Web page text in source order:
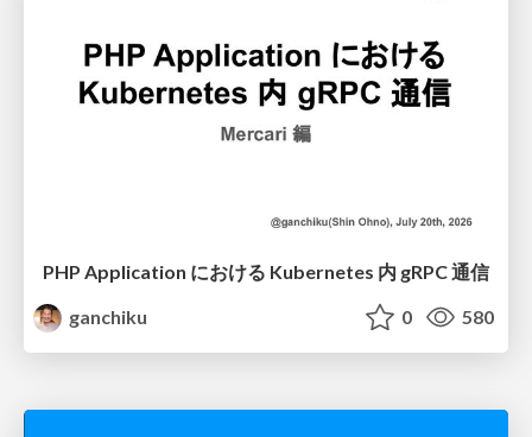
PHP Application における Kubernetes 内 gRPC 通信
ganchiku
0 580